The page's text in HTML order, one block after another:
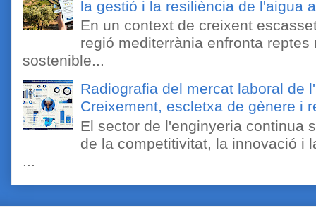
la gestió i la resiliència de l'aigua
En un context de creixent
regió mediterrània enfronta
sostenible...
Radiografia del mercat laboral de
Creixement, escletxa de gènere i
El sector de l'enginyeria continua
de la competitivitat, la innovació i
...